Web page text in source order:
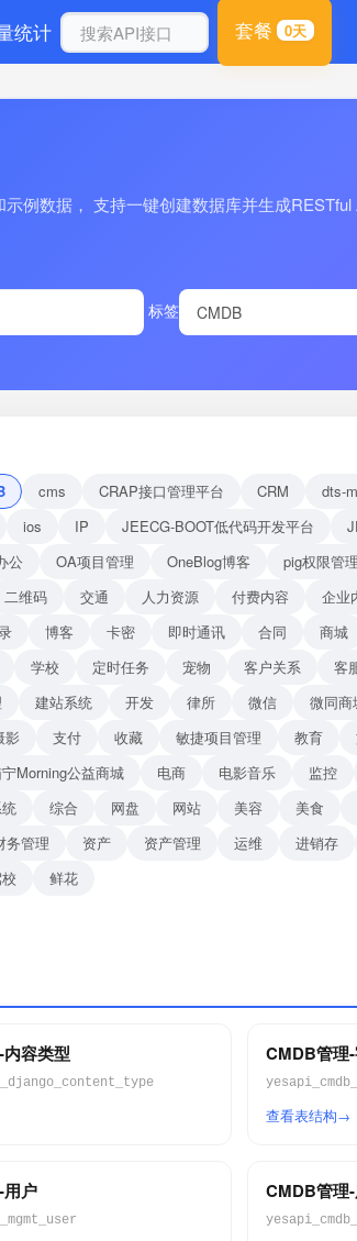
统计 套餐 0天
例数据， 支持一键创建数据库并生成RESTful
标签
cms CRAP接口管理平台 CRM dts-
ios IP JEECG-BOOT低代码开发平台
公 OA项目管理 OneBlog博客 pig权限管
二维码 交通 人力资源 付费内容 企业
博客 卡密 即时通讯 合同 商城
学校 定时任务 宠物 客户关系 客
建站系统 开发 律所 微信 微同商
影 支付 收藏 敏捷项目管理 教育
Morning公益商城 电商 电影音乐 监控
综合 网盘 网站 美容 美食
务管理 资产 资产管理 运维 进销存
鲜花
容类型 CMDB管理
查看表结构
户 CMDB管理